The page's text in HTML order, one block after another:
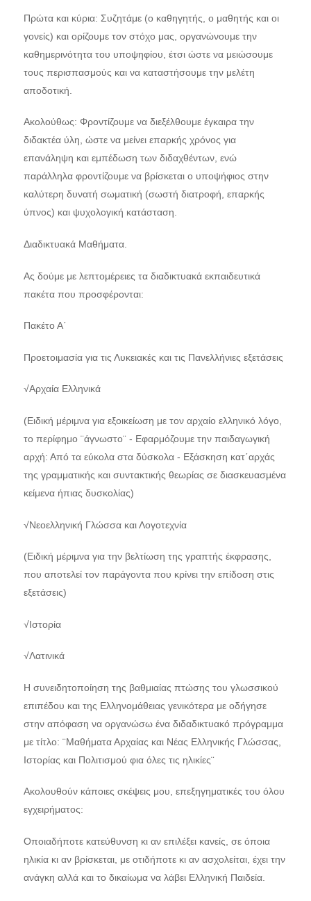
Πρώτα και κύρια: Συζητάμε (ο καθηγητής, ο μαθητής και οι
γονείς) και ορίζουμε τον στόχο μας, οργανώνουμε την
καθημερινότητα του υποψηφίου, έτσι ώστε να μειώσουμε
τους περισπασμούς και να καταστήσουμε την μελέτη
αποδοτική.
Ακολούθως: Φροντίζουμε να διεξέλθουμε έγκαιρα την
διδακτέα ύλη, ώστε να μείνει επαρκής χρόνος για
επανάληψη και εμπέδωση των διδαχθέντων, ενώ
παράλληλα φροντίζουμε να βρίσκεται ο υποψήφιος στην
καλύτερη δυνατή σωματική (σωστή διατροφή, επαρκής
ύπνος) και ψυχολογική κατάσταση.
Διαδικτυακά Μαθήματα.
Ας δούμε με λεπτομέρειες τα διαδικτυακά εκπαιδευτικά
πακέτα που προσφέρονται:
Πακέτο Α΄
Προετοιμασία για τις Λυκειακές και τις Πανελλήνιες εξετάσεις
√Αρχαία Ελληνικά
(Ειδική μέριμνα για εξοικείωση με τον αρχαίο ελληνικό λόγο,
το περίφημο ¨άγνωστο¨ - Εφαρμόζουμε την παιδαγωγική
αρχή: Από τα εύκολα στα δύσκολα - Εξάσκηση κατ΄αρχάς
της γραμματικής και συντακτικής θεωρίας σε διασκευασμένα
κείμενα ήπιας δυσκολίας)
√Νεοελληνική Γλώσσα και Λογοτεχνία
(Ειδική μέριμνα για την βελτίωση της γραπτής έκφρασης,
που αποτελεί τον παράγοντα που κρίνει την επίδοση στις
εξετάσεις)
√Ιστορία
√Λατινικά
Η συνειδητοποίηση της βαθμιαίας πτώσης του γλωσσικού
επιπέδου και της Ελληνομάθειας γενικότερα με οδήγησε
στην απόφαση να οργανώσω ένα διδαδικτυακό πρόγραμμα
με τίτλο: ¨Μαθήματα Αρχαίας και Νέας Ελληνικής Γλώσσας,
Ιστορίας και Πολιτισμού φια όλες τις ηλικίες¨
Ακολουθούν κάποιες σκέψεις μου, επεξηγηματικές του όλου
εγχειρήματος:
Οποιαδήποτε κατεύθυνση κι αν επιλέξει κανείς, σε όποια
ηλικία κι αν βρίσκεται, με οτιδήποτε κι αν ασχολείται, έχει την
ανάγκη αλλά και το δικαίωμα να λάβει Ελληνική Παιδεία.